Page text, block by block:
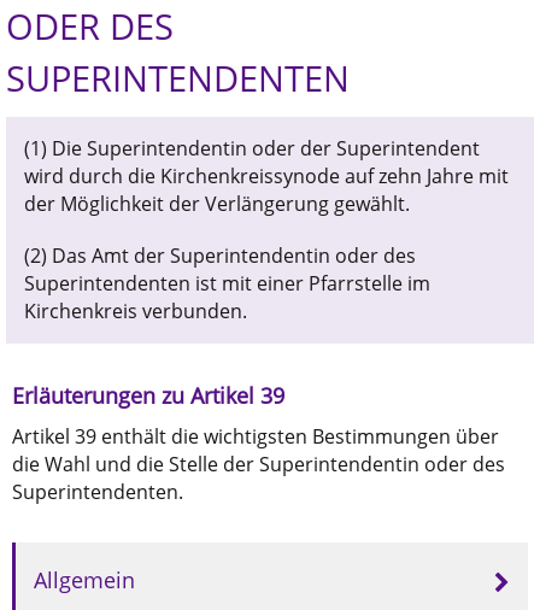
ODER DES
SUPERINTENDENTEN
(1) Die Superintendentin oder der Superintendent
wird durch die Kirchenkreissynode auf zehn Jahre mit
der Möglichkeit der Verlängerung gewählt.
(2) Das Amt der Superintendentin oder des
Superintendenten ist mit einer Pfarrstelle im
Kirchenkreis verbunden.
Erläuterungen zu Artikel 39
Artikel 39 enthält die wichtigsten Bestimmungen über
die Wahl und die Stelle der Superintendentin oder des
Superintendenten.
Allgemein